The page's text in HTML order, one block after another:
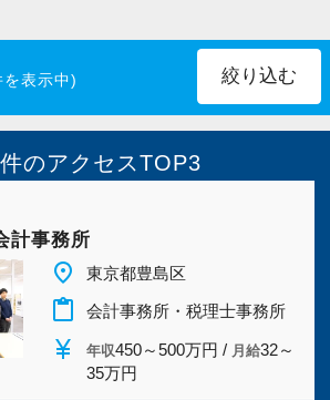
マイリスト
すぐ会員登録
PC版サイトを見る
表示中)
山形県(2)
群馬県
のアクセスTOP3
計事務所
place 東京都豊島区
content_paste 会計事務所・税理士事務所
currency_yen 年収450～500万円 / 月給32～
35万円